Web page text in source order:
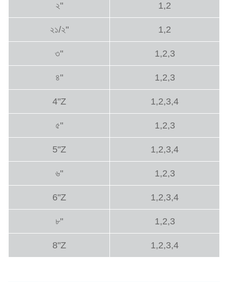
২" 1,2
২১/২" 1,2
৩" 1,2,3
৪" 1,2,3
4"Z 1,2,3,4
৫" 1,2,3
5"Z 1,2,3,4
৬" 1,2,3
6"Z 1,2,3,4
৮" 1,2,3
8"Z 1,2,3,4